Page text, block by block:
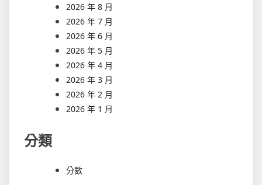
2026 年 8 月
2026 年 7 月
2026 年 6 月
2026 年 5 月
2026 年 4 月
2026 年 3 月
2026 年 2 月
2026 年 1 月
分類
分數